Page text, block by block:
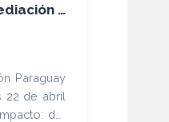
y
Paraguay
22 de abril
del